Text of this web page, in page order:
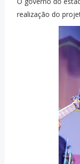
realização do